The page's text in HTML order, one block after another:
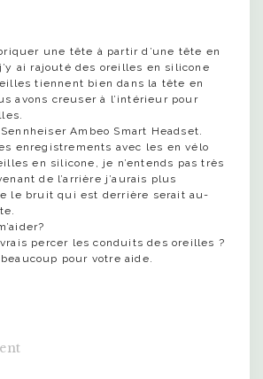
une tête à partir d’une tête en
ai rajouté des oreilles en silicone
tiennent bien dans la tête en
avons creuser à l’intérieur pour
Ambeo Smart Headset.
enregistrements avec les en vélo
en silicone, je n’entends pas très
de l’arrière j’aurais plus
le bruit qui est derrière serait au-
percer les conduits des oreilles ?
beaucoup pour votre aide.